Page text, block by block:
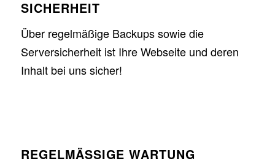
SICHERHEIT
Über regelmäßige Backups sowie die
Serversicherheit ist Ihre Webseite und deren
Inhalt bei uns sicher!
REGELMÄSSIGE WARTUNG